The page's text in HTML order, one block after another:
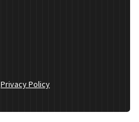
Privacy Policy